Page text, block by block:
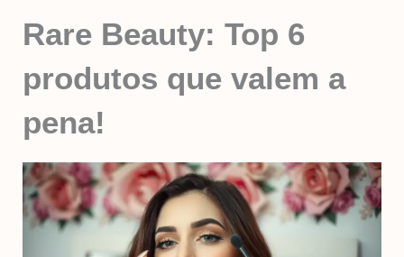
Rare Beauty: Top 6
produtos que valem a
pena!